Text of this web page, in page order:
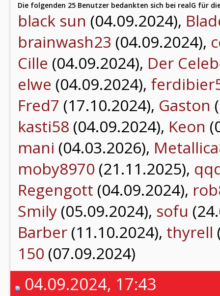
Die folgenden 25 Benutzer bedankten sich bei realG für
black sun (04.09.2024),
brainwash23 (04.09.2024),
Cille (04.09.2024), Der
elwe (04.09.2024),
Fred7 (17.10.2024), Gaston
kasti58 (04.09.2024), Keon
mani (04.03.2026),
moby8970 (21.11.2025),
Regengott (04.09.2024),
Smily (05.09.2024), sofu
Barber (11.10.2024), thyrell
150 (07.09.2024)
04.09.2024, 17:43